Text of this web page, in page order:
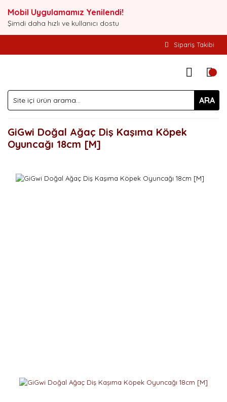
Mobil Uygulamamız Yenilendi!
Şimdi daha hızlı ve kullanıcı dostu
Sipariş Takibi
ARA
GiGwi Doğal Ağaç Diş Kaşıma Köpek
Oyuncağı 18cm [M]